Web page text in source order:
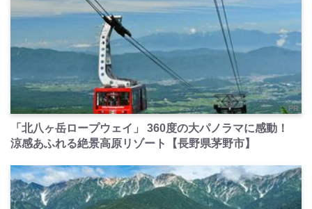
PR
「北八ヶ岳ロープウェイ」 360度の大パノラマに感動！
涼感あふれる絶景高原リゾート【長野県茅野市】